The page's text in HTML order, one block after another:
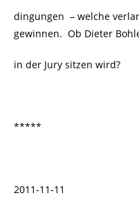
dingungen – welche
gewinnen. Ob Dieter
in der Jury sitzen wird?
*****
2011-11-11